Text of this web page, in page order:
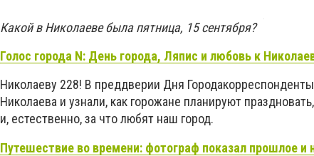
Какой в Николаеве была пятница, 15 сентября?
Голос города N: День города, Ляпис и любовь к
Николаеву 228! В преддверии Дня
Николаева и узнали, как горожане планируют
и, естественно, за что любят наш город.
Путешествие во времени: фотограф показал прошлое